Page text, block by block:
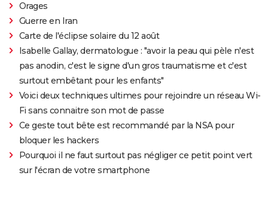
Orages
Guerre en Iran
Carte de l'éclipse solaire du 12 août
Isabelle Gallay, dermatologue : "avoir la peau qui pèle n'est
pas anodin, c'est le signe d'un gros traumatisme et c'est
surtout embêtant pour les enfants"
Voici deux techniques ultimes pour rejoindre un réseau Wi-
Fi sans connaitre son mot de passe
Ce geste tout bête est recommandé par la NSA pour
bloquer les hackers
Pourquoi il ne faut surtout pas négliger ce petit point vert
sur l'écran de votre smartphone